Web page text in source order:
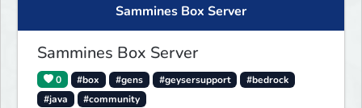
Sammines Box Server
Sammines Box Server
0 #box #gens #geysersupport
#bedrock
#java
#community